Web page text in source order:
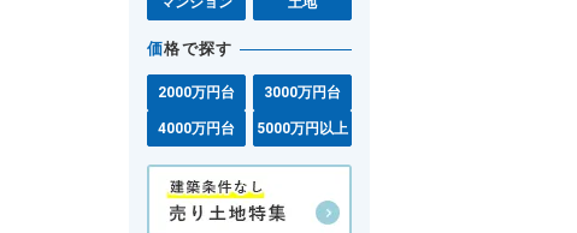
価格で探す
2000万円台 3000万円台
4000万円台 5000万円以上